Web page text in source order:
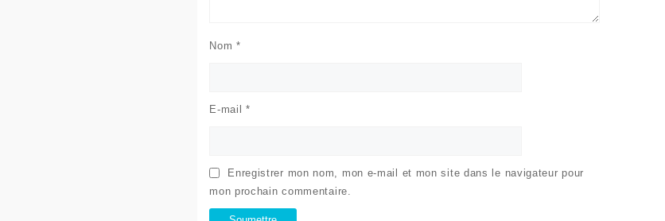
Nom *
E-mail*
Enregistrer mon nom, mon e-mail et mon site dans le navigateur pour
mon prochain commentaire.